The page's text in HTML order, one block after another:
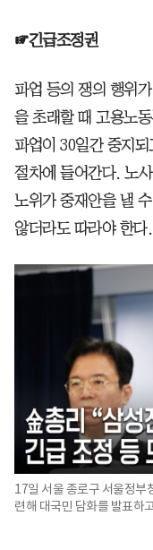
☞긴급조정권
파업 등의 쟁의 행위
을 초래할 때 고용노
파업이 30일간 중지
절차에 들어간다. 노
노위가 중재안을 낼
않더라도 따라야 한다.
17일 서울 종로구 서울정부
련해 대국민 담화를 발표하